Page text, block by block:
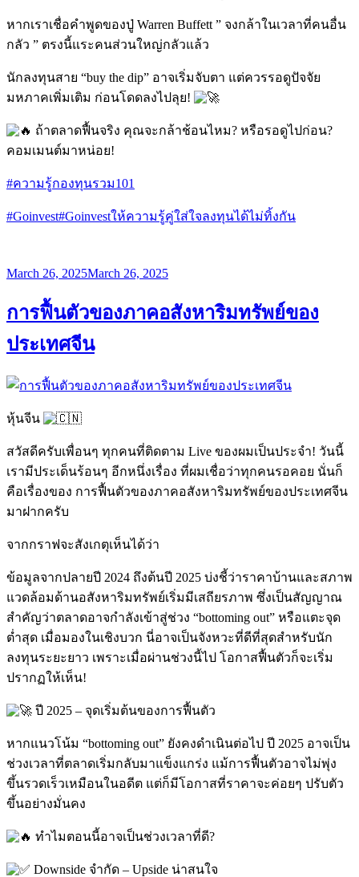
หากเราเชื่อคำพูดของปู่ Warren Buffett ” จงกล้าในเวลาที่คนอื่น
กลัว ” ตรงนี้แระคนส่วนใหญ่กลัวแล้ว
นักลงทุนสาย “buy the dip” อาจเริ่มจับตา แต่ควรรอดูปัจจัย
มหภาคเพิ่มเติม ก่อนโดดลงไปลุย!
ถ้าตลาดฟื้นจริง คุณจะกล้าช้อนไหม? หรือรอดูไปก่อน?
คอมเมนต์มาหน่อย!
#ความรู้กองทุนรวม101
#Goinvest#Goinvestให้ความรู้คู่ใส่ใจลงทุนได้ไม่ทิ้งกัน
Posted
March 26, 2025March 26, 2025
การฟื้นตัวของภาคอสังหาริมทรัพย์ของ
ประเทศจีน
หุ้นจีน
สวัสดีครับเพื่อนๆ ทุกคนที่ติดตาม Live ของผมเป็นประจำ! วันนี้
เรามีประเด็นร้อนๆ อีกหนึ่งเรื่อง ที่ผมเชื่อว่าทุกคนรอคอย นั่นก็
คือเรื่องของ การฟื้นตัวของภาคอสังหาริมทรัพย์ของประเทศจีน
มาฝากครับ
จากกราฟจะสังเกตุเห็นได้ว่า
ข้อมูลจากปลายปี 2024 ถึงต้นปี 2025 บ่งชี้ว่าราคาบ้านและสภาพ
แวดล้อมด้านอสังหาริมทรัพย์เริ่มมีเสถียรภาพ ซึ่งเป็นสัญญาณ
สำคัญว่าตลาดอาจกำลังเข้าสู่ช่วง “bottoming out” หรือแตะจุด
ต่ำสุด เมื่อมองในเชิงบวก นี่อาจเป็นจังหวะที่ดีที่สุดสำหรับนัก
ลงทุนระยะยาว เพราะเมื่อผ่านช่วงนี้ไป โอกาสฟื้นตัวก็จะเริ่ม
ปรากฏให้เห็น!
ปี 2025 – จุดเริ่มต้นของการฟื้นตัว
หากแนวโน้ม “bottoming out” ยังคงดำเนินต่อไป ปี 2025 อาจเป็น
ช่วงเวลาที่ตลาดเริ่มกลับมาแข็งแกร่ง แม้การฟื้นตัวอาจไม่พุ่ง
ขึ้นรวดเร็วเหมือนในอดีต แต่ก็มีโอกาสที่ราคาจะค่อยๆ ปรับตัว
ขึ้นอย่างมั่นคง
ทำไมตอนนี้อาจเป็นช่วงเวลาที่ดี?
Downside จำกัด – Upside น่าสนใจ